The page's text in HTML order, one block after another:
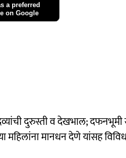
a preferred
on Google
दुरुस्ती व देखभाल; दफनभूमी
मानधन देणे यांसह